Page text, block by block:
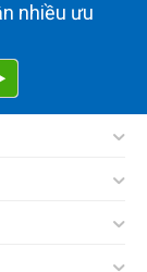
nhiều ưu